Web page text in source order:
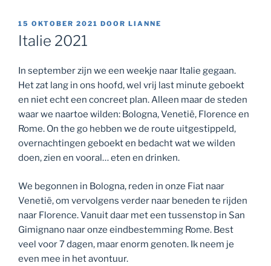
GEPLAATST
OP
15 OKTOBER 2021 DOOR LIANNE
Italie 2021
In september zijn we een weekje naar Italie gegaan.
Het zat lang in ons hoofd, wel vrij last minute geboekt
en niet echt een concreet plan. Alleen maar de steden
waar we naartoe wilden: Bologna, Venetië, Florence en
Rome. On the go hebben we de route uitgestippeld,
overnachtingen geboekt en bedacht wat we wilden
doen, zien en vooral… eten en drinken.
We begonnen in Bologna, reden in onze Fiat naar
Venetië, om vervolgens verder naar beneden te rijden
naar Florence. Vanuit daar met een tussenstop in San
Gimignano naar onze eindbestemming Rome. Best
veel voor 7 dagen, maar enorm genoten. Ik neem je
even mee in het avontuur.